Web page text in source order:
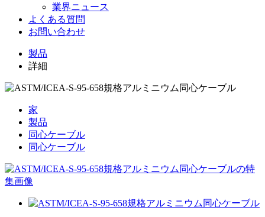
業界ニュース
よくある質問
お問い合わせ
製品
詳細
家
製品
同心ケーブル
同心ケーブル